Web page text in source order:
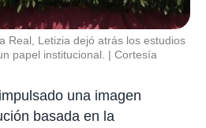
Real, Letizia dejó atrás los estudios
papel institucional.
Cortesía
una imagen
basada en la